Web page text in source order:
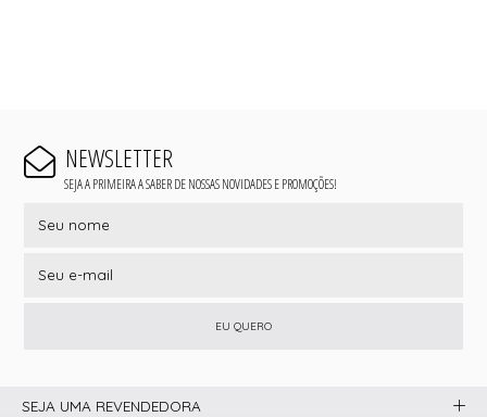
NEWSLETTER
SEJA A PRIMEIRA A SABER DE NOSSAS NOVIDADES E PROMOÇÕES!
EU QUERO
SEJA UMA REVENDEDORA